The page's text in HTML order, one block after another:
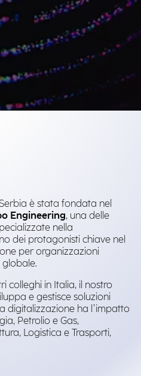
è stata fondata nel
Engineering, una delle
nella
dei protagonisti chiave nel
per organizzazioni
colleghi in Italia, il nostro
e gestisce soluzioni
digitalizzazione ha l’impatto
Petrolio e Gas,
Logistica e Trasporti,